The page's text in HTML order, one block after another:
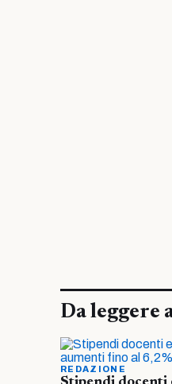
Da leggere
REDAZIONE